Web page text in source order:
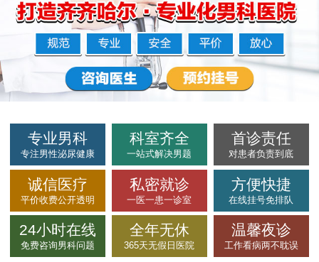
专业男科
专注男性泌尿健康
科室齐全
一站式解决男题
首诊责任
对患者负责到底
诚信医疗
平价收费公开透明
私密就诊
一医一患一诊室
方便快捷
在线挂号免排队
24小时在线
免费咨询男科问题
全年无休
365天无假日医院
温馨夜诊
工作看病两不耽误